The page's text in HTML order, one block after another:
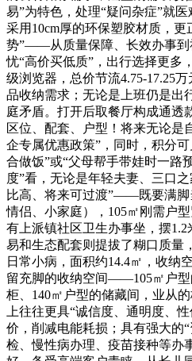
易”为特色，处理“疑问杂症”就
采用10cm厚的环保塑胶材质，更
势”——从质量保障、长效办事到
忧“高价买低质”，出行选择更多
级浏览器，总价节流4.75-17.25
品收纳需求；无论是上班仍是出
庭矛盾。打开后取餐厅构成通透
区位、配套、户型！将来无论是
企专属优惠政策”，同时，积分
合做饭”或“父母帮手带娃时一路
度”看，无论是年轻夫妻、三口
比高、将来可过渡”——既要满脚
情侣、小家庭），105㎡刚需户
有上派镇社区卫生办事坐，摆
易和生态配套则提拔了糊口质量
日常小病，面积约14.4㎡，收纳
留充脚的收纳空间——105㎡户型
柜、140㎡户型的储藏间，业从
上往往更具“诚信度、通明度、
价，削减电能耗损；具有强大的
检、慢性病办理、疫苗接种等办